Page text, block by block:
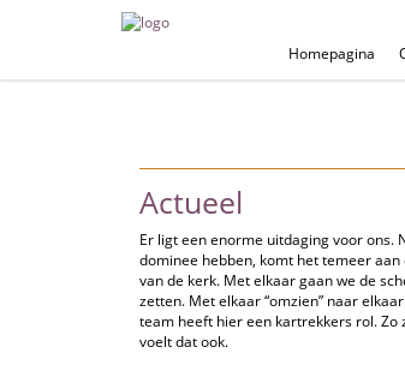
Homepagina
Actueel
Er ligt een enorme uitdaging voor ons.
dominee hebben, komt het temeer
van de kerk. Met elkaar gaan we de
zetten. Met elkaar “omzien” naar
team heeft hier een kartrekkers rol. Zo
voelt dat ook.